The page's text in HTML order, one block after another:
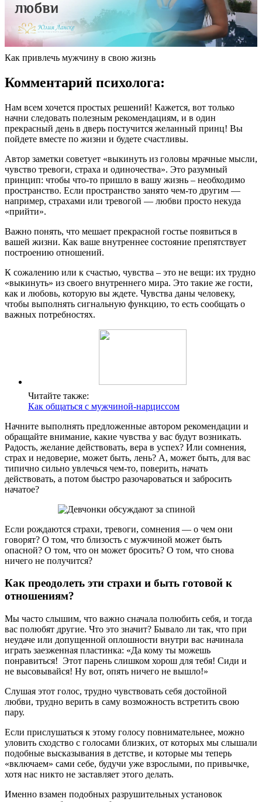
Как привлечь мужчину в свою жизнь
Комментарий психолога:
Нам всем хочется простых решений! Кажется, вот только
начни следовать полезным рекомендациям, и в один
прекрасный день в дверь постучится желанный принц! Вы
пойдете вместе по жизни и будете счастливы.
Автор заметки советует «выкинуть из головы мрачные мысли,
чувство тревоги, страха и одиночества». Это разумный
принцип: чтобы что-то пришло в вашу жизнь – необходимо
пространство. Если пространство занято чем-то другим —
например, страхами или тревогой — любви просто некуда
«прийти».
Важно понять, что мешает прекрасной гостье появиться в
вашей жизни. Как ваше внутреннее состояние препятствует
построению отношений.
К сожалению или к счастью, чувства – это не вещи: их трудно
«выкинуть» из своего внутреннего мира. Это такие же гости,
как и любовь, которую вы ждете. Чувства даны человеку,
чтобы выполнять сигнальную функцию, то есть сообщать о
важных потребностях.
Читайте также:
Как общаться с мужчиной-нарциссом
Начните выполнять предложенные автором рекомендации и
обращайте внимание, какие чувства у вас будут возникать.
Радость, желание действовать, вера в успех? Или сомнения,
страх и недоверие, может быть, лень? А, может быть, для вас
типично сильно увлечься чем-то, поверить, начать
действовать, а потом быстро разочароваться и забросить
начатое?
Если рождаются страхи, тревоги, сомнения — о чем они
говорят? О том, что близость с мужчиной может быть
опасной? О том, что он может бросить? О том, что снова
ничего не получится?
Как преодолеть эти страхи и быть готовой к
отношениям?
Мы часто слышим, что важно сначала полюбить себя, и тогда
вас полюбят другие. Что это значит? Бывало ли так, что при
неудаче или допущенной оплошности внутри вас начинала
играть заезженная пластинка: «Да кому ты можешь
понравиться! Этот парень слишком хорош для тебя! Сиди и
не высовывайся! Ну вот, опять ничего не вышло!»
Слушая этот голос, трудно чувствовать себя достойной
любви, трудно верить в саму возможность встретить свою
пару.
Если прислушаться к этому голосу повнимательнее, можно
уловить сходство с голосами близких, от которых мы слышали
подобные высказывания в детстве, и которые мы теперь
«включаем» сами себе, будучи уже взрослыми, по привычке,
хотя нас никто не заставляет этого делать.
Именно взамен подобных разрушительных установок